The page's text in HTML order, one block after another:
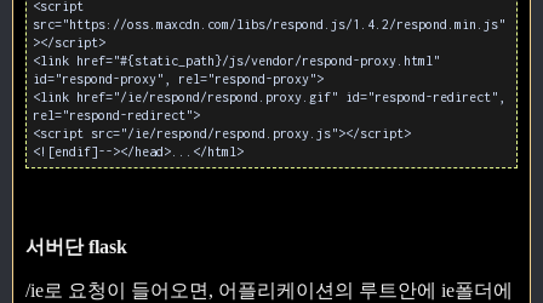
<script
src="https://oss.maxcdn.com/libs/respond.js/1.4.2/respond.min.js"
></script>
<link href="#{static_path}/js/vendor/respond-proxy.html"
id="respond-proxy", rel="respond-proxy">
<link href="/ie/respond/respond.proxy.gif" id="respond-redirect",
rel="respond-redirect">
<script src="/ie/respond/respond.proxy.js"></script>
<![endif]--></head>...</html>
서버단 flask
/ie로 요청이 들어오면, 어플리케이션의 루트안에 ie폴더에